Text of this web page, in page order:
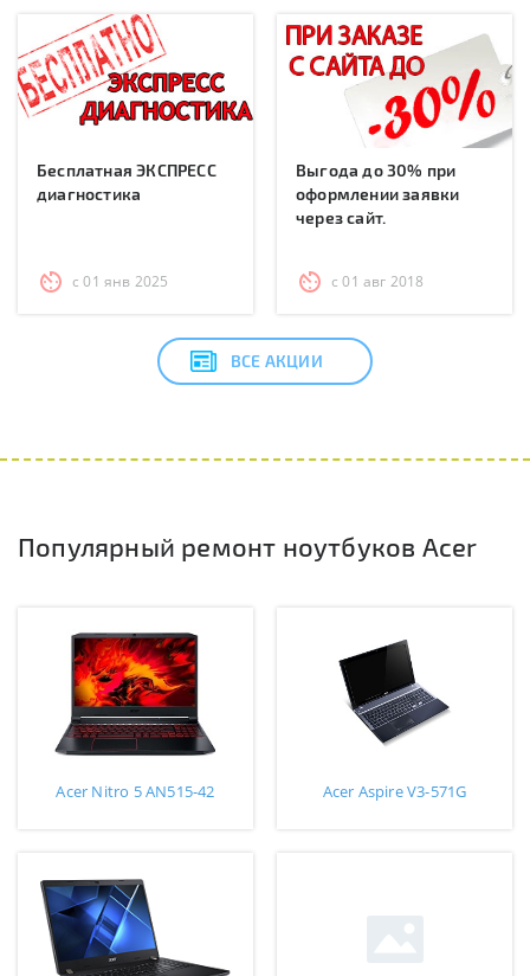
Бесплатная ЭКСПРЕСС
диагностика
с 01 янв 2025
Выгода до 30% при
оформлении заявки
через сайт.
с 01 авг 2018
ВСЕ АКЦИИ
Популярный ремонт ноутбуков Acer
Acer Nitro 5 AN515-42 Acer Aspire V3-571G